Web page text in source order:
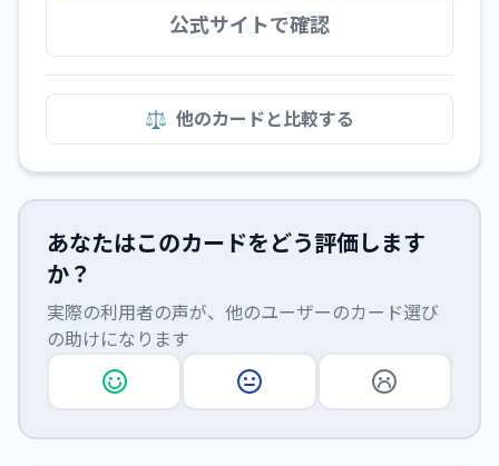
公式サイトで確認
⚖️ 他のカードと比較する
あなたはこのカードをどう評価します
か？
実際の利用者の声が、他のユーザーのカード選び
の助けになります